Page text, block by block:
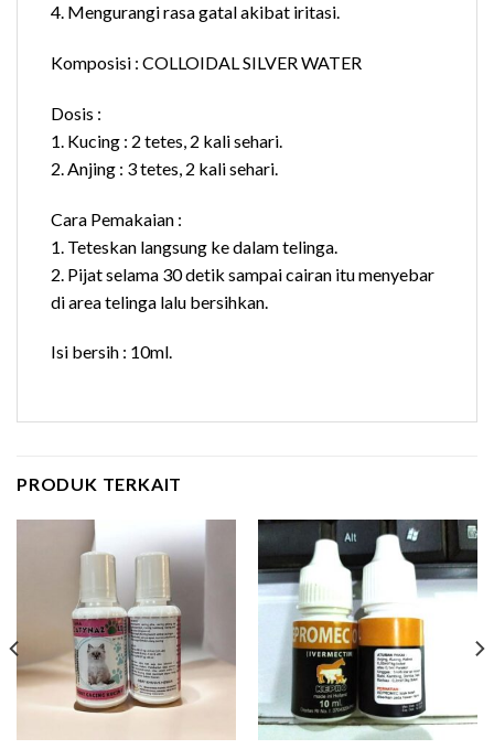
4. Mengurangi rasa gatal akibat iritasi.
Komposisi : COLLOIDAL SILVER WATER
Dosis :
1. Kucing : 2 tetes, 2 kali sehari.
2. Anjing : 3 tetes, 2 kali sehari.
Cara Pemakaian :
1. Teteskan langsung ke dalam telinga.
2. Pijat selama 30 detik sampai cairan itu menyebar
di area telinga lalu bersihkan.
Isi bersih : 10ml.
PRODUK TERKAIT